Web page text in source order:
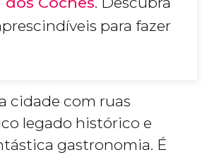
para fazer
cidade com ruas
legado histórico e
gastronomia. É